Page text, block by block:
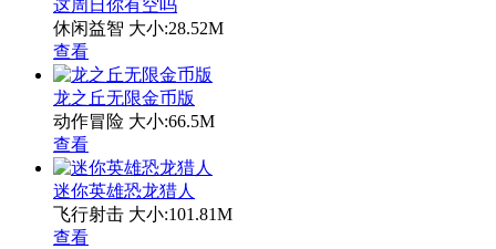
这周日你有空吗
休闲益智 大小:28.52M
查看
龙之丘无限金币版
动作冒险 大小:66.5M
查看
迷你英雄恐龙猎人
飞行射击 大小:101.81M
查看